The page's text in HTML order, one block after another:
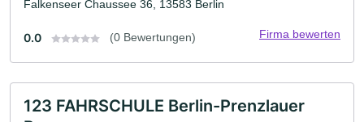
Falkenseer Chaussee 36, 13583 Berlin
0.0 (0 Bewertungen) Firma bewerten
123 FAHRSCHULE Berlin-Prenzlauer